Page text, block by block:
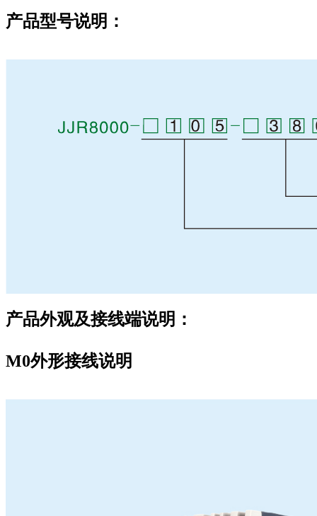
产品型号说明：
产品外观及接线端说明：
M0外形接线说明